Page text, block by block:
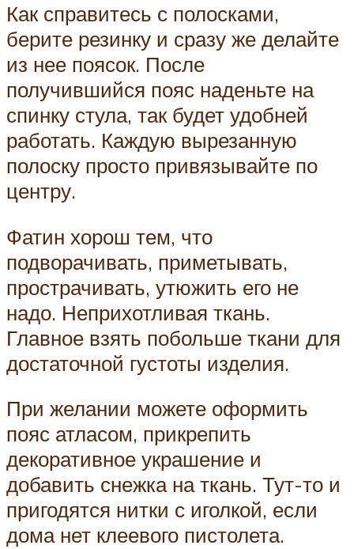
Как справитесь с полосками,
берите резинку и сразу же делайте
из нее поясок. После
получившийся пояс наденьте на
спинку стула, так будет удобней
работать. Каждую вырезанную
полоску просто привязывайте по
центру.
Фатин хорош тем, что
подворачивать, приметывать,
прострачивать, утюжить его не
надо. Неприхотливая ткань.
Главное взять побольше ткани для
достаточной густоты изделия.
При желании можете оформить
пояс атласом, прикрепить
декоративное украшение и
добавить снежка на ткань. Тут-то и
пригодятся нитки с иголкой, если
дома нет клеевого пистолета.